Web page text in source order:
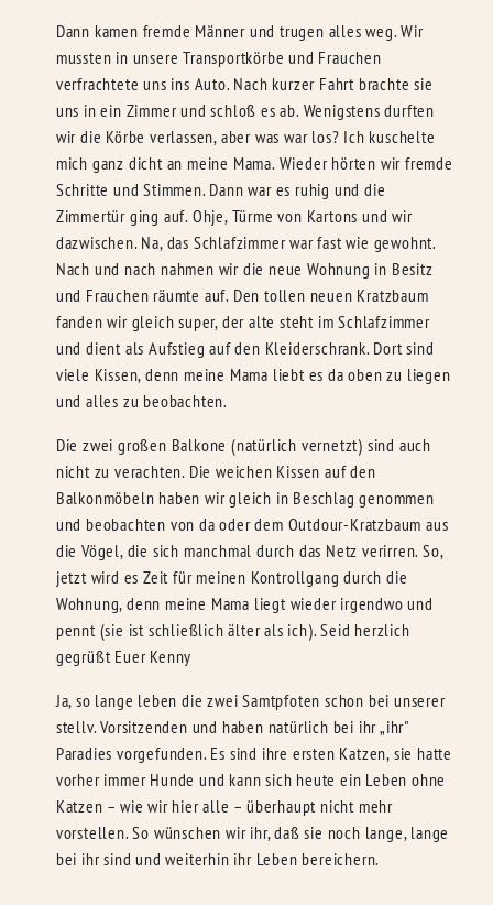
Dann kamen fremde Männer und trugen alles weg. Wir
mussten in unsere Transportkörbe und Frauchen
verfrachtete uns ins Auto. Nach kurzer Fahrt brachte sie
uns in ein Zimmer und schloß es ab. Wenigstens durften
wir die Körbe verlassen, aber was war los? Ich kuschelte
mich ganz dicht an meine Mama. Wieder hörten wir fremde
Schritte und Stimmen. Dann war es ruhig und die
Zimmertür ging auf. Ohje, Türme von Kartons und wir
dazwischen. Na, das Schlafzimmer war fast wie gewohnt.
Nach und nach nahmen wir die neue Wohnung in Besitz
und Frauchen räumte auf. Den tollen neuen Kratzbaum
fanden wir gleich super, der alte steht im Schlafzimmer
und dient als Aufstieg auf den Kleiderschrank. Dort sind
viele Kissen, denn meine Mama liebt es da oben zu liegen
und alles zu beobachten.
Die zwei großen Balkone (natürlich vernetzt) sind auch
nicht zu verachten. Die weichen Kissen auf den
Balkonmöbeln haben wir gleich in Beschlag genommen
und beobachten von da oder dem Outdour-Kratzbaum aus
die Vögel, die sich manchmal durch das Netz verirren. So,
jetzt wird es Zeit für meinen Kontrollgang durch die
Wohnung, denn meine Mama liegt wieder irgendwo und
pennt (sie ist schließlich älter als ich). Seid herzlich
gegrüßt Euer Kenny
Ja, so lange leben die zwei Samtpfoten schon bei unserer
stellv. Vorsitzenden und haben natürlich bei ihr „ihr"
Paradies vorgefunden. Es sind ihre ersten Katzen, sie hatte
vorher immer Hunde und kann sich heute ein Leben ohne
Katzen – wie wir hier alle – überhaupt nicht mehr
vorstellen. So wünschen wir ihr, daß sie noch lange, lange
bei ihr sind und weiterhin ihr Leben bereichern.